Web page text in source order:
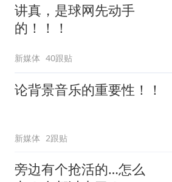
讲真，是球网先动手
的！！！
新媒体 40跟贴
论背景音乐的重要性！！
新媒体 2跟贴
旁边有个抢活的…怎么